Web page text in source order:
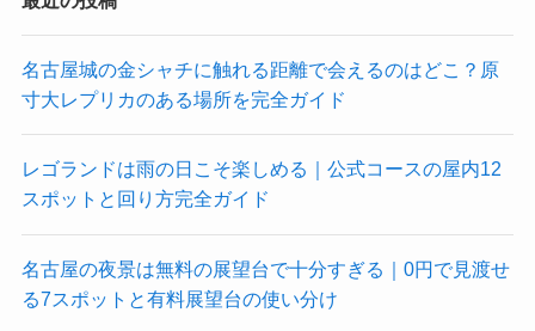
名古屋城の金シャチに触れる距離で会えるのはどこ？原
寸大レプリカのある場所を完全ガイド
レゴランドは雨の日こそ楽しめる｜公式コースの屋内12
スポットと回り方完全ガイド
名古屋の夜景は無料の展望台で十分すぎる｜0円で見渡せ
る7スポットと有料展望台の使い分け